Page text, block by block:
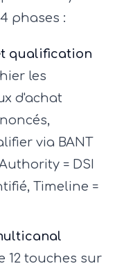
phases :
qualification
les
d'achat
via BANT
= DSI
Timeline =
12 touches sur